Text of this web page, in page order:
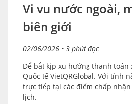
Vi vu nước ngoài,
biên giới
02/06/2026 • 3 phút đọc
Để bắt kịp xu hướng thanh toán
Quốc tế VietQRGlobal. Với tính
trực tiếp tại các điểm chấp
lịch.